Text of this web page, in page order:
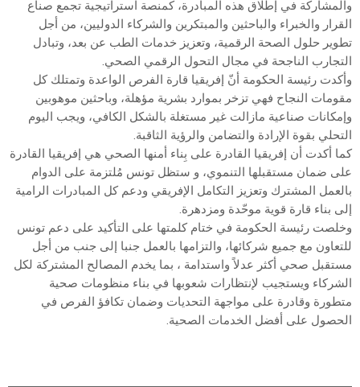
والمشاركة في إطلاق هذه المبادرة، كمنصة استراتيجية تجمع صناع
القرار والخبراء والباحثين والمبتكرين والشركاء الدوليين، من أجل
تطوير حلول الصحة الرقمية، وتعزيز خدمات الطب عن بعد، وتبادل
التجارب الناجحة في مجال التحول الرقمي الصحي.
وأكدت رئيسة الحكومة أنّ إفريقيا قارة الفرص الواعدة وتمتلك كل
مقومات النجاح فهي تزخر بموارد بشرية مؤهلة، وباحثين موهوبين
وإمكانات صناعية مازالت غير مستغلة بالشكل الكافي، ويجب اليوم
التحلي بقوة الإرادة والتضامن والرؤية الثاقبة.
كما أكدت أن إفريقيا القادرة على بِناء أمنها الصحي هي إفريقيا القادرة
على ضمان مستقبلها التنموي، و ستظل تونس مُلتزمة على الدوام
بالعمل المشترك وتعزيز التكامل الإفريقي ودعم كل المبادرات الرامية
إلى بناء قارة قوية موحّدة ومزدهرة.
وخلصت رئيسة الحكومة في ختام كلمتها على التأكيد على دعم تونس
للتعاون مع جميع شركائها، والتزامها بالعمل جنبا إلى جنب من أجل
مستقبل صحي أكثر عدلاً واستدامة ، بما يخدم المصالح المشتركة لكل
الشركاء ويستجيب لإنتظارات شعوبها في بناء منظومات صحية
متطورة وقادرة على مواجهة التحديات وضمان تكافؤ الفرص في
الحصول على أفضل الخدمات الصحية.